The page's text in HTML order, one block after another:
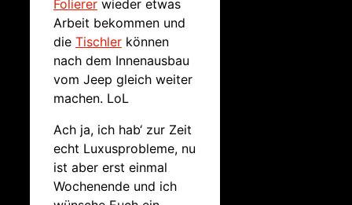
Folierer wieder etwas
Arbeit bekommen und
die Tischler können
nach dem Innenausbau
vom Jeep gleich weiter
machen. LoL
Ach ja, ich hab‘ zur Zeit
echt Luxusprobleme, nu
ist aber erst einmal
Wochenende und ich